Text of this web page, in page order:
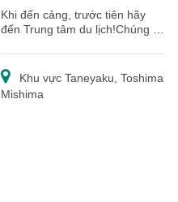
Khi đến cảng, trước tiên hãy
đến Trung tâm du lịch!Chúng tôi
cho khách du lịch, từ hướng
dẫn về đảo đến quà lưu niệm
hay cho thuê dụng cụ leo núi!
Khu vực Taneyaku, Toshima
Mishima